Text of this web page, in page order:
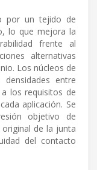
por un tejido de
lo que mejora la
frente al
alternativas
Los núcleos de
entre
los requisitos de
aplicación. Se
objetivo de
de la junta
del contacto